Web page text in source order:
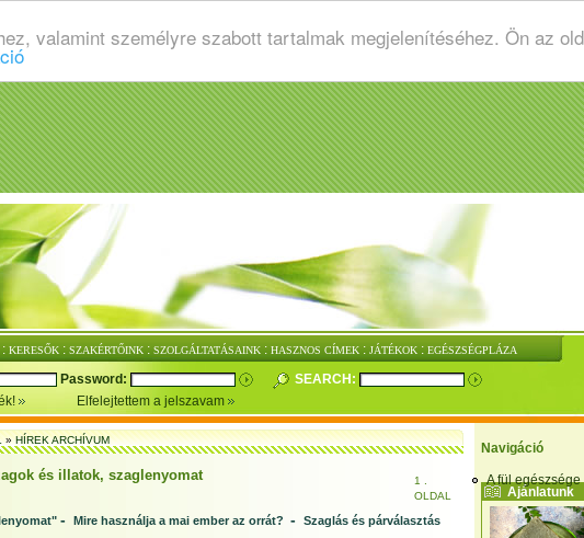
valamint személyre szabott tartalmak megjelenítéséhez. Ön az
: KERESŐK : SZAKÉRTŐINK : SZOLGÁLTATÁSAINK : HASZNOS CÍMEK : JÁTÉKOK : EGÉSZSÉGPLÁZA
Password:
SEARCH:
Elfelejtettem a jelszavam
Navigáció
A fül egészsége
Ajánlatunk
»HÍREK ARCHÍVUM
és illatok, szaglenyomat
1 .
OLDAL
- Mire használja a mai ember az orrát? - Szaglás és párválasztás